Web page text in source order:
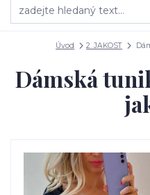
Úvod 2. JAKOST
Dámská